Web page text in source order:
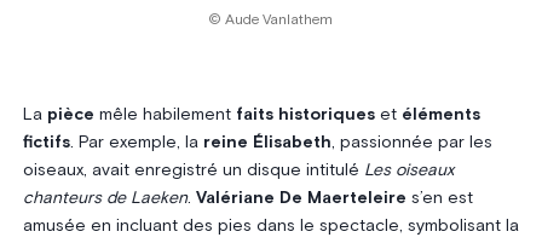
© Aude Vanlathem
La pièce mêle habilement faits historiqueset éléments
fictifs. Par exemple, la reine Élisabeth , passionnée par les
oiseaux, avait enregistré un disque intitulé Les oiseaux
chanteurs de Laeken. Valériane De Maerteleire s’en est
amusée en incluant des pies dans le spectacle, symbolisant la